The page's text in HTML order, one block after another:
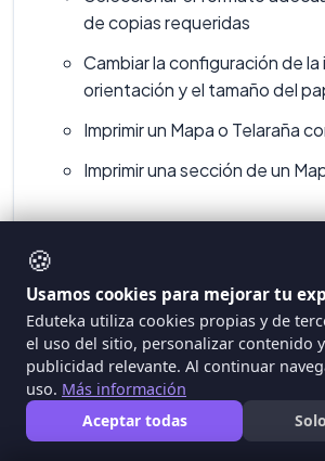
de copias requeridas
Cambiar la configuración de la
orientación y el tamaño del
Imprimir un Mapa o Telaraña
Imprimir una sección de un
Mediante la impresión de
demuestra conocimiento y
organizar visualmente los
propiedades de la impresora e
D]
🍪
Usamos cookies para mejorar tu
Eduteka utiliza cookies propias y de
el uso del sitio, personalizar contenido
publicidad relevante. Al continuar
uso. Más información
Aceptar todas